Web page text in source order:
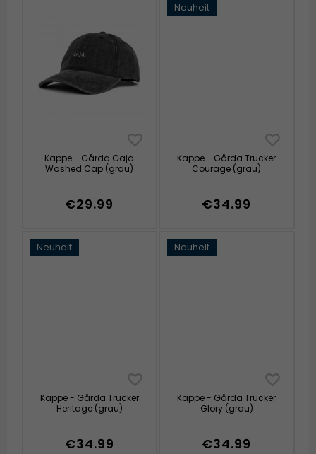
Kappe - Gårda Gaja
Washed Cap (grau)
€29.99
Neuheit
Kappe - Gårda Trucker
Courage (grau)
€34.99
Neuheit
Kappe - Gårda Trucker
Heritage (grau)
€34.99
Neuheit
Kappe - Gårda Trucker
Glory (grau)
€34.99